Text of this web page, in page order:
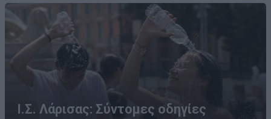
Ι.Σ. Λάρισας: Σύντομες οδηγίες